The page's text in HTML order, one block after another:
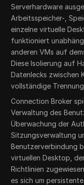
Serverhardware
Arbeitsspeicher-,
einzelne virtuelle
funktioniert
anderen VMs auf
Diese Isolierung auf
Datenlecks zwischen
vollständige
Connection Broker
Verwaltung des
Überwachung der
Sitzungsverwaltung
Benutzerverbindung
virtuellen Desktop,
Richtlinien
es sich um